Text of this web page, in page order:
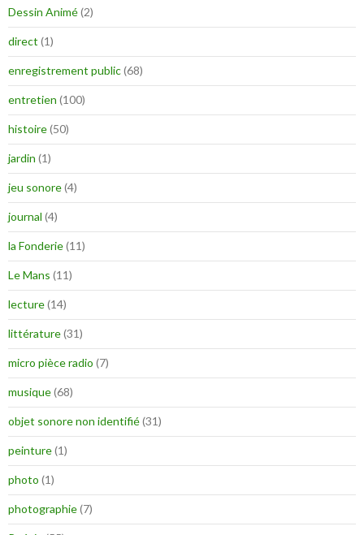
Dessin Animé(2)
direct (1)
enregistrement public(68)
entretien (100)
histoire(50)
jardin (1)
jeu sonore(4)
journal (4)
la Fonderie(11)
Le Mans (11)
lecture(14)
littérature(31)
micro pièce radio (7)
musique(68)
objet sonore non identifié(31)
peinture(1)
photo (1)
photographie(7)